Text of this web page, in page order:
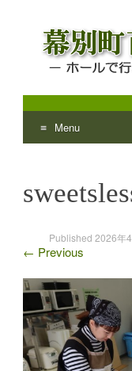
幕別
ホールで行われ
Menu
content
Published 2026年
← Previous